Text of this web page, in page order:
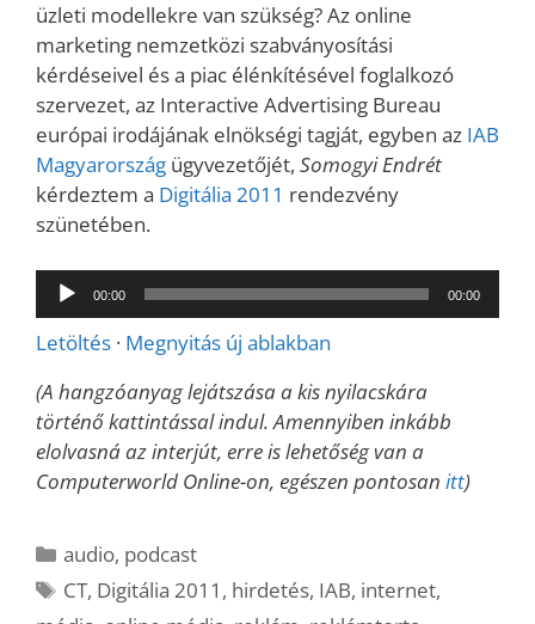
üzleti modellekre van szükség? Az online
marketing nemzetközi szabványosítási
kérdéseivel és a piac élénkítésével foglalkozó
szervezet, az Interactive Advertising Bureau
európai irodájának elnökségi tagját, egyben az IAB
Magyarország ügyvezetőjét, Somogyi Endrét
kérdeztem a Digitália 2011 rendezvény
szünetében.
Audió
lejátszó
00:00 00:00
Letöltés · Megnyitás új ablakban
(A hangzóanyag lejátszása a kis nyilacskára
történő kattintással indul. Amennyiben inkább
elolvasná az interjút, erre is lehetőség van a
Computerworld Online-on, egészen pontosan itt)
Kategória
audio, podcast
Címkék
CT, Digitália 2011 , hirdetés, IAB, internet,